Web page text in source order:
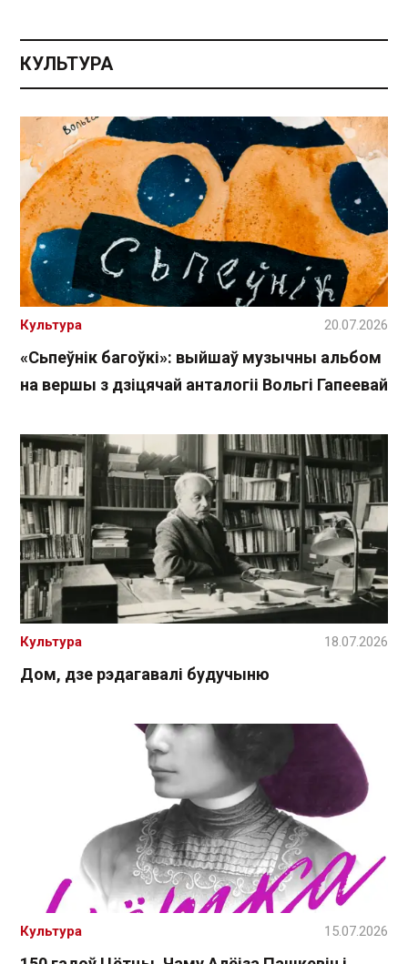
КУЛЬТУРА
«Сьпеўнік багоўкі»: выйшаў музычны альбом
на вершы з дзіцячай анталогіі Вольгі Гапеевай
Культура 20.07.2026
Дом, дзе рэдагавалі будучыню
Культура 18.07.2026
Культура 15.07.2026